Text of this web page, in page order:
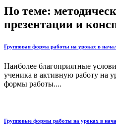
По теме:
презентации и
Групповая форма работы на уроках в
Наиболее благоприятные
ученика в активную работу на
формы работы....
Групповые формы работы на уроках в